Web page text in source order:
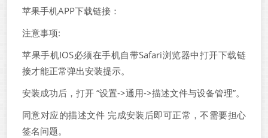
苹果手机APP下载链接：
注意事项:
苹果手机IOS必须在手机自带Safari浏览器中打开下载链
接才能正常弹出安装提示。
安装成功后，打开 “设置->通用->描述文件与设备管理”。
同意对应的描述文件 完成安装后即可正常，不需要担心
签名问题。